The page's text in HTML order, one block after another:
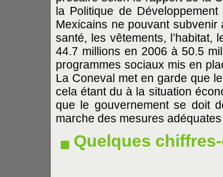
la Politique de
Mexicains ne pouvant subvenir
santé, les vêtements, l’habitat,
44.7 millions en 2006 à 50.5
programmes sociaux mis en
La Coneval met en garde que
cela étant du à la situation
que le gouvernement se doit
marche des mesures
Quelques